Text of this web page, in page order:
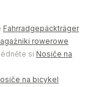
Fahrradgepäckträger
rowerowe
si Nosiče na
na bicykel